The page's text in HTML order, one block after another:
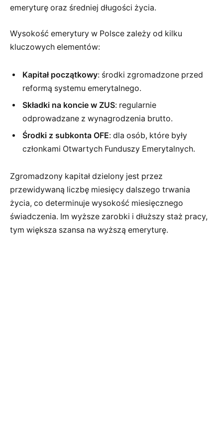
emeryturę oraz średniej długości życia.
Wysokość emerytury w Polsce zależy od kilku
kluczowych elementów:
Kapitał początkowy: środki zgromadzone przed
reformą systemu emerytalnego.
Składki na koncie w ZUS: regularnie
odprowadzane z wynagrodzenia brutto.
Środki z subkonta OFE: dla osób, które były
członkami Otwartych Funduszy Emerytalnych.
Zgromadzony kapitał dzielony jest przez
przewidywaną liczbę miesięcy dalszego trwania
życia, co determinuje wysokość miesięcznego
świadczenia. Im wyższe zarobki i dłuższy staż pracy,
tym większa szansa na wyższą emeryturę.